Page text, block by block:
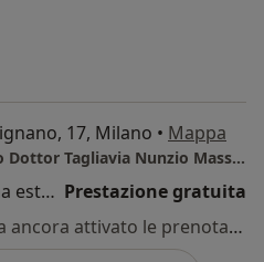
17, Milano • Mappa
Studio Medico Dentistico Dottor Tagliavia Nunzio Massimo - Medico e Odontoiatra - Medicina Estetica del Viso
Consulenza di medicina estetica Prestazione gratuita
Questo dottore non ha ancora attivato le prenotazioni online presso questo indirizzo.